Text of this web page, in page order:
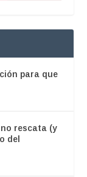
para que
rescata (y
del